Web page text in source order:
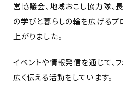
営協議会、地域おこし協力隊、
の学びと暮らしの輪を広げるプ
上がりました。
イベントや情報発信を通じて、
広く伝える活動をしています。